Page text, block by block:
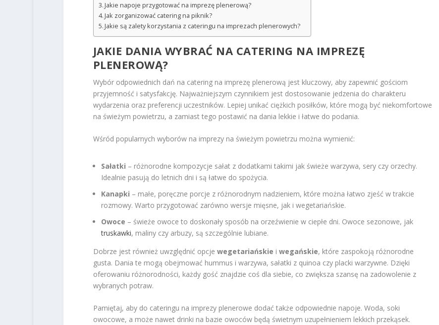
Jakie napoje przygotować na imprezę plenerową?
Jak zorganizować catering na piknik?
Jakie są zalety korzystania z cateringu na imprezach plenerowych?
JAKIE DANIA WYBRAĆ NA CATERING NA IMPREZĘ
PLENEROWĄ?
Wybór odpowiednich dań na catering na imprezę plenerową jest kluczowy, aby zapewnić gościom
przyjemność i satysfakcję. Najważniejszym czynnikiem jest dostosowanie jedzenia do charakteru
wydarzenia oraz preferencji uczestników. Lepiej unikać ciężkich posiłków, które mogą być niekomfortowe
na świeżym powietrzu, a zamiast tego postawić na dania lekkie i łatwe do podania.
Wśród popularnych wyborów na imprezy na świeżym powietrzu można wymienić:
Sałatki – różnorodne kompozycje sałat z dodatkami takimi jak świeże warzywa, sery czy orzechy.
Idealnie pasują do letnich dni i są łatwe do spożycia.
Kanapki – małe, poręczne porcje z różnorodnym nadzieniem, które można łatwo zjeść w trakcie
rozmowy. Warto przygotować zarówno wersje mięsne, jak i wegetariańskie.
Owoce – świeże owoce to doskonały sposób na orzeźwienie w ciepłe dni. Owoce sezonowe, jak
truskawki, maliny czy arbuzy, są szczególnie lubiane.
Dobrze jest również uwzględnić opcje wegetariańskie i wegańskie, które zaspokoją różnorodne
gusta. Dania te mogą obejmować hummus i warzywa, sałatki z quinoa czy placki warzywne. Dzięki
oferowaniu różnorodności, każdy gość znajdzie coś dla siebie, co zwiększa szansę na zadowolenie z
wybranych potraw.
Pamiętaj, aby do cateringu na imprezy plenerowe dodać także odpowiednie napoje. Woda, soki
owocowe, a może nawet drinki na bazie owoców będą świetnym uzupełnieniem lekkich przekąsek.